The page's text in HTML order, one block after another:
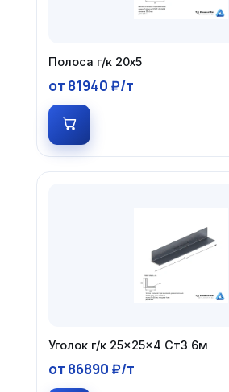
Полоса г/к 20х5
от 81940 ₽/т
Уголок г/к 25×25×4 Ст3 6м
от 86890 ₽/т